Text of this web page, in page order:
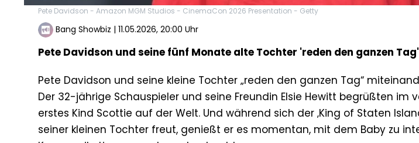
Pete Davidson - Amazon MGM Studios - CinemaCon 2026 Presentation - Getty
Bang Showbiz | 11.05.2026, 20:00 Uhr
Pete Davidson und seine fünf Monate alte Tochter 'reden den ganzen
Pete Davidson und seine kleine Tochter „reden den ganzen Tag“
Der 32-jährige Schauspieler und seine Freundin Elsie Hewitt begrüßten im
erstes Kind Scottie auf der Welt. Und während sich der ‚King of Staten
seiner kleinen Tochter freut, genießt er es momentan, mit dem Baby zu